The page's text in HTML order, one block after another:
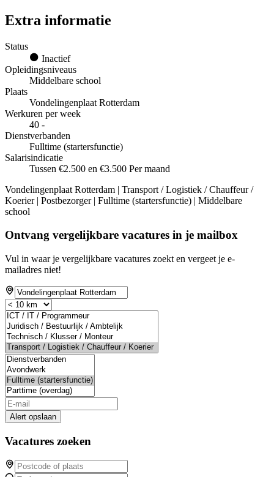
Extra informatie
Status
Inactief
Opleidingsniveaus
Middelbare school
Plaats
Vondelingenplaat Rotterdam
Werkuren per week
40 -
Dienstverbanden
Fulltime (startersfunctie)
Salarisindicatie
Tussen €2.500 en €3.500 Per maand
Vondelingenplaat Rotterdam | Transport / Logistiek / Chauffeur /
Koerier | Postbezorger | Fulltime (startersfunctie) | Middelbare
school
Ontvang vergelijkbare vacatures in je mailbox
Vul in waar je vergelijkbare vacatures zoekt en vergeet je e-
mailadres niet!
Alert opslaan
Vacatures zoeken